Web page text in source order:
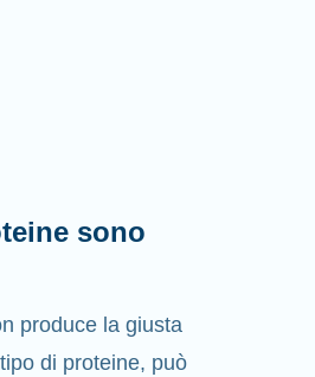
sono
produce la giusta
di proteine, può